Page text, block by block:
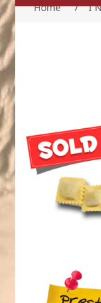
Home / I